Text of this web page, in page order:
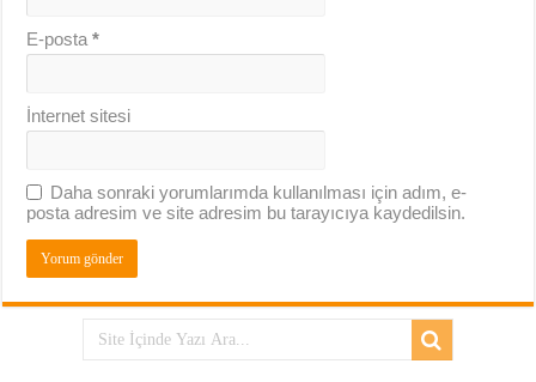
E-posta*
İnternet sitesi
Daha sonraki yorumlarımda kullanılması için adım, e-
posta adresim ve site adresim bu tarayıcıya kaydedilsin.